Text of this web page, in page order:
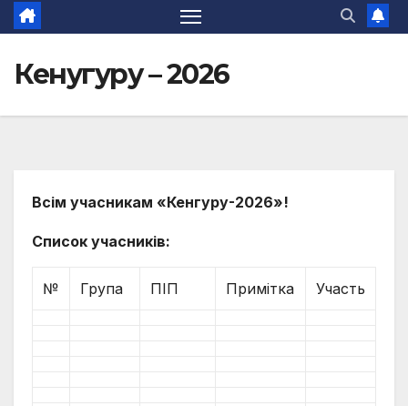
Кенугуру – 2026
Всім учасникам «Кенгуру-2026»!
Список учасників:
№ Група ПІП Примітка Участь